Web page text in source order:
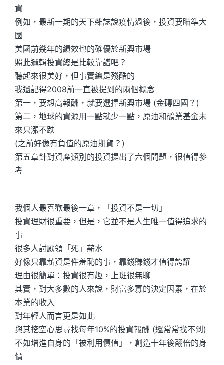
資
例如，最新一期的天下雜誌說疫情過後，投資要瞄準大
國
美國前幾年的績效也的確優於新興市場
照此邏輯投資總是比較靠譜吧？
聽起來很美好，但事實總是殘酷的
我還記得2008前一直被提到的兩個概念
第一，要想高報酬，就要選擇新興市場 (金磚四國？)
第二，地球的資源用一點就少一點，原油和礦業基金未
來只漲不跌
(之前好像有負值的原油期貨？)
第五章針對資產類別的投資提出了六個問題，很值得參
考
我個人最喜歡最後一章，「投資不是一切」
投資理財很重要，但是，它並不是人生唯一值得追求的
事
很多人討厭領「死」薪水
好像只靠薪資是件羞恥的事，靠錢賺錢才值得誇耀
理由很簡單：投資很有趣，上班很無聊
其實，對大多數的人來說，財富多寡的決定因素，在於
本業的收入
對年輕人而言更是如此
與其挖空心思尋找每年10%的投資報酬 (還常常找不到)
不如增進自身的「被利用價值」，創造十年後翻倍的身
價